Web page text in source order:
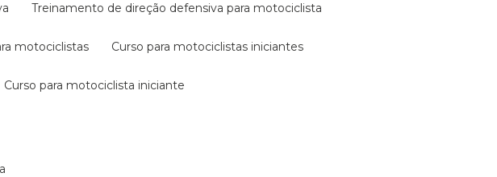
treinamento de direção defensiva para motociclista
motociclistas curso para motociclistas iniciantes
curso para motociclista iniciante